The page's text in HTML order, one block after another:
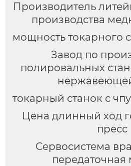
Производитель
производства
мощность токарного
Завод по
полировальных
токарный станок с
Цена длинный ход
пресс
Сервосистема